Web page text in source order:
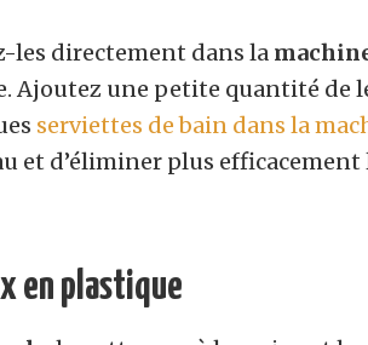
les directement dans la
Ajoutez une petite quantité de
serviettes de bain dans la
et d’éliminer plus efficacement
en plastique